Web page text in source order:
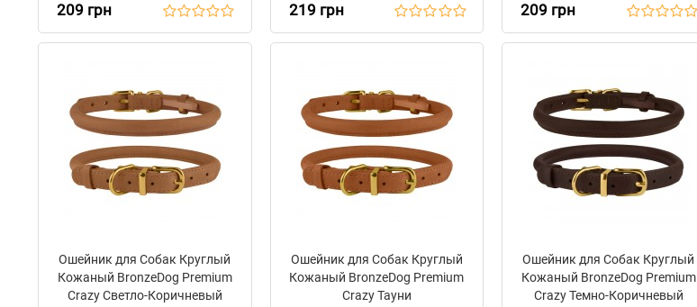
209 грн 219 грн 209 грн
Ошейник для Собак Круглый
Кожаный BronzeDog Premium
Crazy Светло-Коричневый
Ошейник для Собак Круглый
Кожаный BronzeDog Premium
Crazy Тауни
Ошейник для Собак Круглый
Кожаный BronzeDog Premium
Crazy Темно-Коричневый